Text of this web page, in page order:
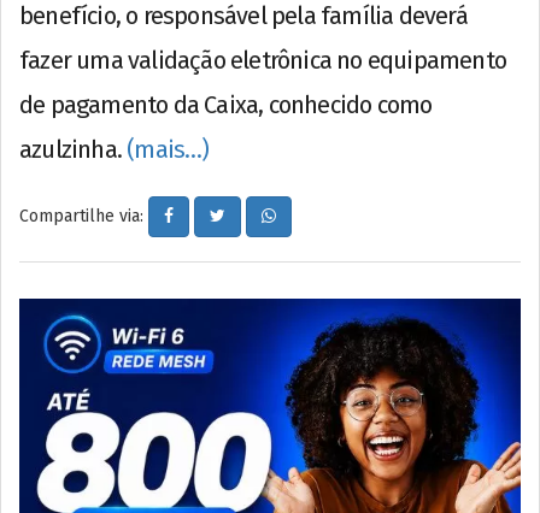
benefício, o responsável pela família deverá
fazer uma validação eletrônica no equipamento
de pagamento da Caixa, conhecido como
azulzinha. (mais…)
Compartilhe via: